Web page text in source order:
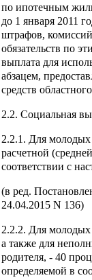
по ипотечным
до 1 января 2011
штрафов,
обязательств по
выплата для
абзацем,
средств
2.2. Социальная
2.2.1. Для
расчетной
соответствии с
(в ред.
24.04.2015 N 136)
2.2.2. Для
а также для
родителя, - 40
определяемой в